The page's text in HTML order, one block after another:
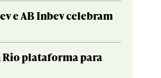
e AB Inbev celebram
plataforma para